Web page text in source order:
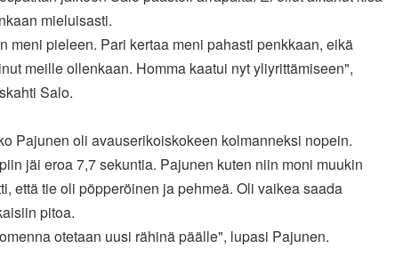
mieluisasti.
meni pieleen. Pari kertaa meni pahasti penkkaan, eikä
meille ollenkaan. Homma kaatui nyt yliyrittämiseen",
Salo.
Pajunen oli avauserikoiskokeen kolmanneksi nopein.
jäi eroa 7,7 sekuntia. Pajunen kuten niin moni muukin
että tie oli pöpperöinen ja pehmeä. Oli vaikea saada
pitoa.
otetaan uusi rähinä päälle", lupasi Pajunen.